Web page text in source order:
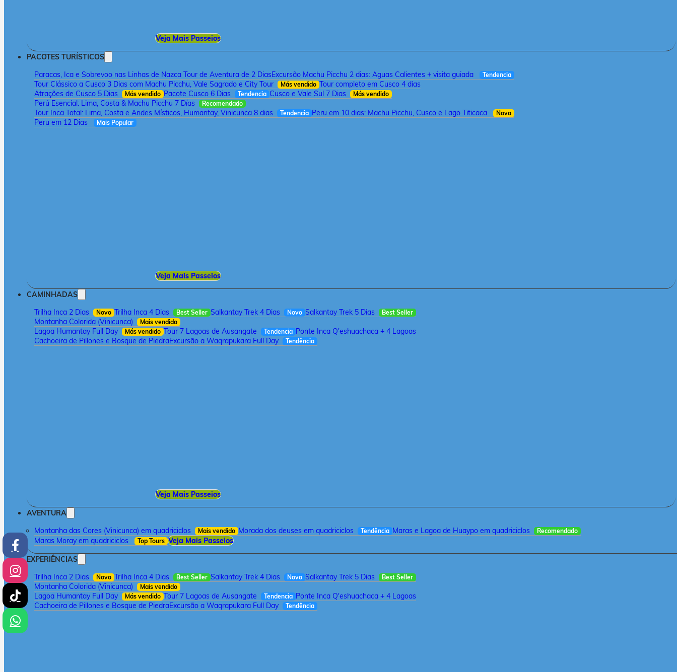
Veja Mais Passeios
PACOTES TURÍSTICOS
Paracas, Ica e Sobrevoo nas Linhas de Nazca Tour de Aventura de 2 DiasExcursão Machu Picchu 2 dias: Aguas Calientes + visita guiada Tendencia
Tour Clássico a Cusco 3 Dias com Machu Picchu, Vale Sagrado e City Tour Más vendido Tour completo em Cusco 4 dias
Atrações de Cusco 5 Dias
Más vendido Pacote Cusco 6 Dias Tendencia Cusco e Vale Sul 7 Dias Más vendido
Perú Esencial: Lima, Costa & Machu Picchu 7 Días Recomendado
Tour Inca Total: Lima, Costa e Andes Místicos, Humantay, Vinicunca 8 dias Tendencia Peru em 10 dias: Machu Picchu, Cusco e Lago Titicaca Novo
Peru em 12 Dias Mais Popular
Veja Mais Passeios
CAMINHADAS
Trilha Inca 2 Dias
Novo Trilha Inca 4 Dias Best Seller Salkantay Trek 4 Dias Novo Salkantay Trek 5 Dias Best Seller
Montanha Colorida (Vinicunca) Mais vendido
Lagoa Humantay Full Day Más vendido Tour 7 Lagoas de Ausangate Tendencia Ponte Inca Q'eshuachaca + 4 Lagoas
Cachoeira de Pillones e Bosque de PiedraExcursão a Waqrapukara Full Day Tendência
Veja Mais Passeios
AVENTURA
Montanha das Cores (Vinicunca) em quadriciclos
Mais vendido Morada dos deuses em quadriciclos Tendência Maras e Lagoa de Huaypo em quadriciclos Recomendado
Maras Moray em quadriciclos Top Tours Veja Mais Passeios
EXPERIÊNCIAS
Trilha Inca 2 Dias
Novo Trilha Inca 4 Dias Best Seller Salkantay Trek 4 Dias Novo Salkantay Trek 5 Dias Best Seller
Montanha Colorida (Vinicunca) Mais vendido
Lagoa Humantay Full Day Más vendido Tour 7 Lagoas de Ausangate Tendencia Ponte Inca Q'eshuachaca + 4 Lagoas
Cachoeira de Pillones e Bosque de PiedraExcursão a Waqrapukara Full Day Tendência